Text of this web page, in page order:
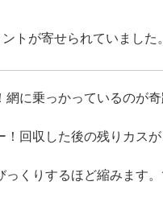
トが寄せられていました。
に乗っかっているのが
！回収した後の残りカス
っくりするほど縮みます